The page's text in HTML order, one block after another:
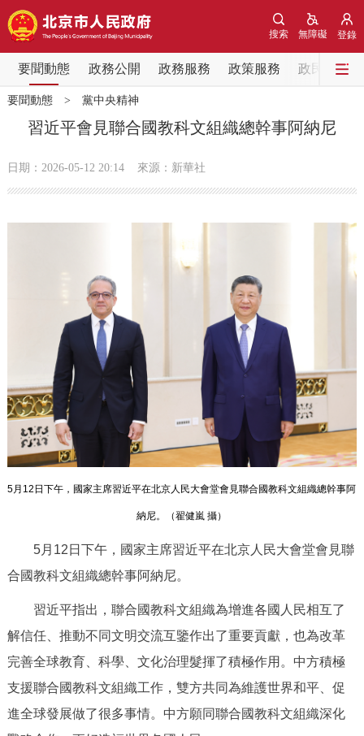
登錄
無障礙
搜索
要聞動態 政務公開 政務服務 政策服務 政民互動
要聞動態
黨中央精神
政策兌現 政策解讀 回應關切
決策公開 專題公開
政務服務
個人服務 法人服務 部門服務
利企服務
政民互動
12345網上接訴即辦 我要諮詢 我要建議
參與調查 線上訪談 圖説互動
要聞動態> 黨中央精神
習近平會見聯合國教科文組織總幹事阿納尼
日期：2026-05-12 20:14 來源：新華社
5月12日下午，國家主席習近平在北京人民大會堂會見聯合國教科文組織總幹事阿
納尼。（翟健嵐 攝）
5月12日下午，國家主席習近平在北京人民大會堂會見聯
合國教科文組織總幹事阿納尼。
習近平指出，聯合國教科文組織為增進各國人民相互了
解信任、推動不同文明交流互鑒作出了重要貢獻，也為改革
完善全球教育、科學、文化治理髮揮了積極作用。中方積極
支援聯合國教科文組織工作，雙方共同為維護世界和平、促
進全球發展做了很多事情。中方願同聯合國教科文組織深化